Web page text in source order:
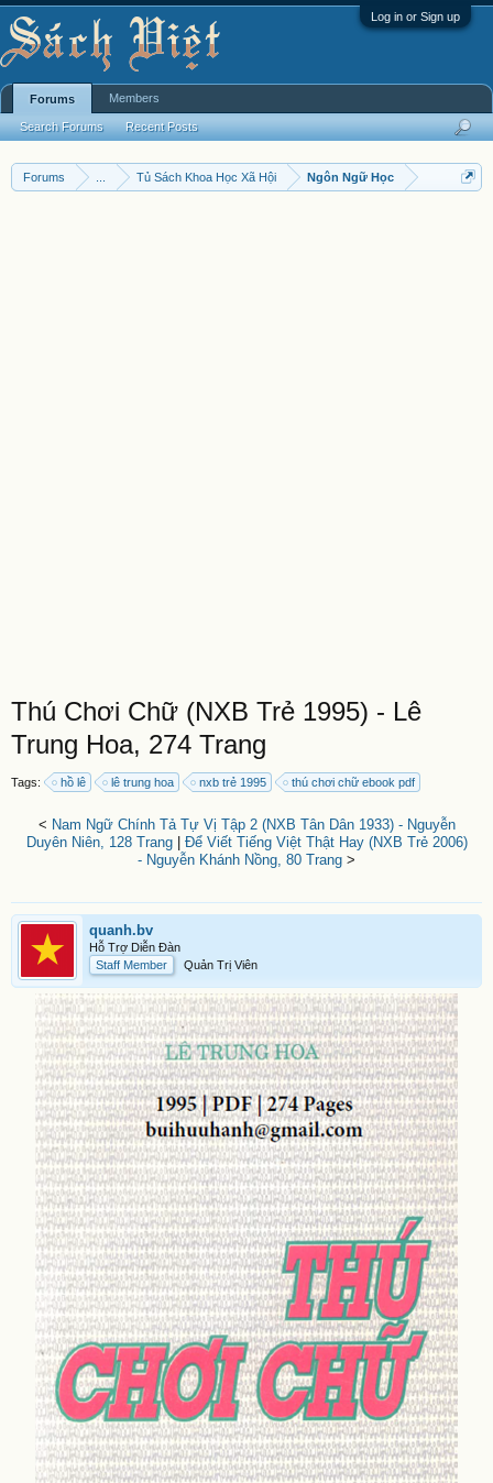
Log in or Sign up
Forums Tủ Sách Khoa Học Xã Hội Ngôn Ngữ Học
Thú Chơi Chữ (NXB Trẻ 1995) - Lê
Trung Hoa, 274 Trang
Tags: hồ lê lê trung hoa nxb trẻ 1995 thú chơi chữ ebook pdf
< Nam Ngữ Chính Tả Tự Vị Tập 2 (NXB Tân Dân 1933) - Nguyễn
Duyên Niên, 128 Trang| Để Viết Tiếng Việt Thật Hay (NXB Trẻ 2006)
- Nguyễn Khánh Nồng, 80 Trang >
quanh.bv
Hỗ Trợ Diễn Đàn
Staff Member
Quản Trị Viên
Forums
Search Forums Recent Posts
Members